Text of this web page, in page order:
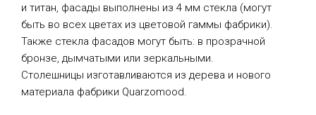
и титан, фасады выполнены из 4 мм стекла (могут
быть во всех цветах из цветовой гаммы фабрики).
Также стекла фасадов могут быть: в прозрачной
бронзе, дымчатыми или зеркальными.
Столешницы изготавливаются из дерева и нового
материала фабрики Quarzomood.